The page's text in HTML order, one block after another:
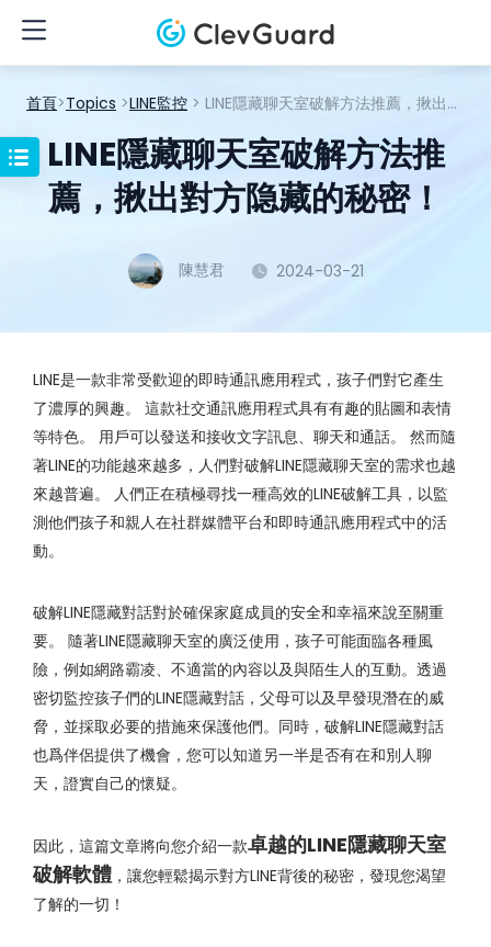
首頁>Topics >LINE監控 > LINE隱藏聊天室破解方法推薦，揪出對方隐藏的秘密！
LINE隱藏聊天室破解方法推
薦，揪出對方隐藏的秘密！
陳慧君 2024-03-21
LINE是一款非常受歡迎的即時通訊應用程式，孩子們對它產生
了濃厚的興趣。 這款社交通訊應用程式具有有趣的貼圖和表情
等特色。 用戶可以發送和接收文字訊息、聊天和通話。 然而隨
著LINE的功能越來越多，人們對破解LINE隱藏聊天室的需求也越
來越普遍。 人們正在積極尋找一種高效的LINE破解工具，以監
測他們孩子和親人在社群媒體平台和即時通訊應用程式中的活
動。
破解LINE隱藏對話對於確保家庭成員的安全和幸福來說至關重
要。 隨著LINE隱藏聊天室的廣泛使用，孩子可能面臨各種風
險，例如網路霸凌、不適當的內容以及與陌生人的互動。透過
密切監控孩子們的LINE隱藏對話，父母可以及早發現潛在的威
脅，並採取必要的措施來保護他們。同時，破解LINE隱藏對話
也爲伴侶提供了機會，您可以知道另一半是否有在和別人聊
天，證實自己的懷疑。
因此，這篇文章將向您介紹一款卓越的LINE隱藏聊天室
破解軟體，讓您輕鬆揭示對方LINE背後的秘密，發現您渴望
了解的一切！